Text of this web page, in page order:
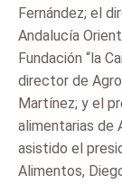
Fernández; el
Andalucía
Fundación “la
director de
Martínez; y el
alimentarias de
asistido el
Alimentos,